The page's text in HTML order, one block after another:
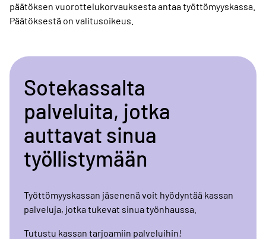
päätöksen vuorottelukorvauksesta antaa työttömyyskassa.
Päätöksestä on valitusoikeus.
Sotekassalta
palveluita, jotka
auttavat sinua
työllistymään
Työttömyyskassan jäsenenä voit hyödyntää kassan
palveluja, jotka tukevat sinua työnhaussa.
Tutustu kassan tarjoamiin palveluihin!